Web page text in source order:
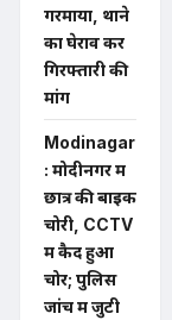
गरमाया, थाने
का घेराव कर
गिरफ्तारी की
मांग
Modinagar
: मोदीनगर में
छात्र की बाइक
चोरी, CCTV
में कैद हुआ
चोर; पुलिस
जांच में जुटी